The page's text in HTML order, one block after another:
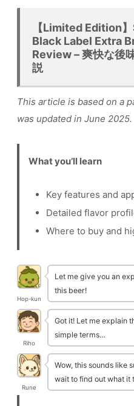
【Limited Edition
Black Label Extra
Review – 爽快な後
説
This article is based on a
was updated in June 2025.
What you’ll learn
Key features and
Detailed flavor
Where to buy and
Hop-kun
Let me give you an
this beer!
Riho
Got it! Let me explain
simple terms…
Rune
Wow, this sounds like
wait to find out what it